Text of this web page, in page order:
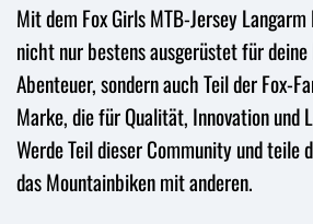
Mit dem Fox Girls MTB-Jersey
nicht nur bestens ausgerüstet für
Abenteuer, sondern auch Teil der Fox-
Marke, die für Qualität, Innovation und
Werde Teil dieser Community und teile
das Mountainbiken mit anderen.